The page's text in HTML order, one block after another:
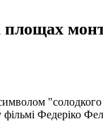
площах
символом
Федеріко